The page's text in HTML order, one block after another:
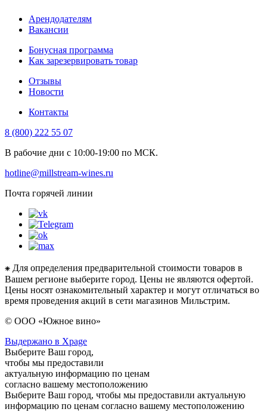
Арендодателям
Вакансии
Бонусная программа
Как зарезервировать товар
Отзывы
Новости
Контакты
8 (800) 222 55 07
В рабочие дни с 10:00-19:00 по МСК.
hotline@millstream-wines.ru
Почта горячей линии
⁕ Для определения предварительной стоимости товаров в
Вашем регионе выберите город. Цены не являются офертой.
Цены носят ознакомительный характер и могут отличаться во
время проведения акций в сети магазинов Мильстрим.
© ООО «Южное вино»
Выдержано в Xpage
Выберите Ваш город,
чтобы мы предоставили
актуальную информацию по ценам
согласно вашему местоположению
Выберите Ваш город, чтобы мы предоставили актуальную
информацию по ценам согласно вашему местоположению